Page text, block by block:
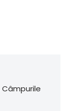
Câmpurile